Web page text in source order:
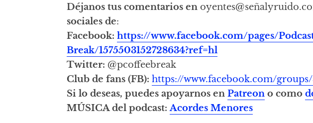
Déjanos tus comentarios en
sociales de:
Facebook:https://www.facebook.com/pages/
Break/1575503152728634?ref=hl
Twitter: @pcoffeebreak
Club de fans (FB):https://www.facebook.com/
Si lo deseas, puedes apoyarnos enPatreon o como
MÚSICA del podcast:Acordes Menores